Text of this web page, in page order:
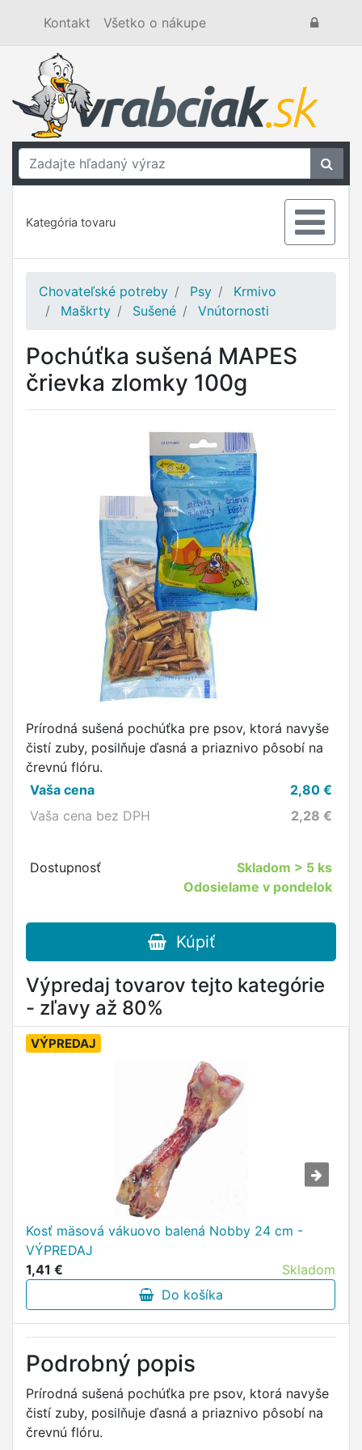
Kontakt Všetko o nákupe
Kategória tovaru
Chovateľské potreby Psy
Krmivo
Maškrty
Sušené Vnútornosti
Pochúťka sušená MAPES
črievka zlomky 100g
Prírodná sušená pochúťka pre psov, ktorá navyše
čistí zuby, posilňuje ďasná a priaznivo pôsobí na
črevnú flóru.
Vaša cena
2,80 €
Vaša cena bez DPH
2,28 €
Dostupnosť Skladom > 5 ks
Odosielame v pondelok
Kúpiť
Výpredaj tovarov tejto kategórie
- zľavy až 80%
VÝPREDAJ
Kosť mäsová vákuovo balená Nobby 24 cm -
VÝPREDAJ
1,41 €
Skladom
Do košíka
Podrobný popis
Prírodná sušená pochúťka pre psov, ktorá navyše
čistí zuby, posilňuje ďasná a priaznivo pôsobí na
črevnú flóru.